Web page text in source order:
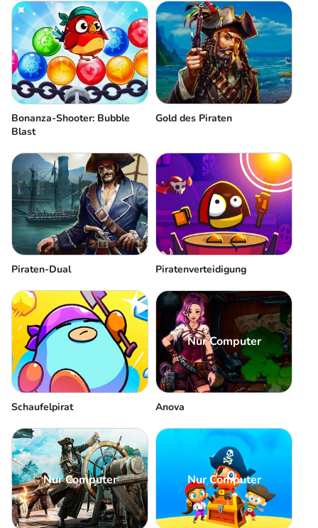
Bonanza-Shooter: Bubble
Blast
Gold des Piraten
Piraten-Dual Piratenverteidigung
Schaufelpirat
Nur Computer
Anova
Nur Computer Nur Computer